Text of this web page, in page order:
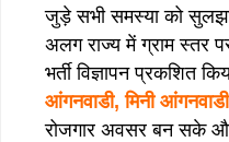
जुड़े सभी समस्या को
अलग राज्य में ग्राम स्तर
भर्ती विज्ञापन प्रकशित
आंगनवाडी, मिनी
रोजगार अवसर बन सके